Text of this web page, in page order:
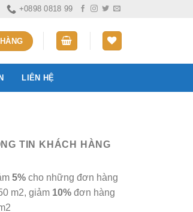
+0898 0818 99
LIÊN HỆ
TIN KHÁCH HÀNG
5% cho những đơn hàng
m2, giảm 10% đơn hàng